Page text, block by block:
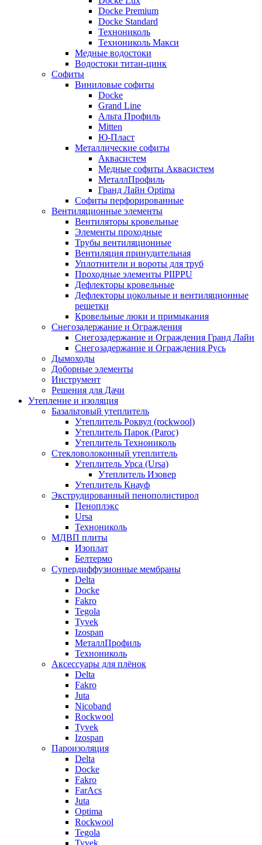
Docke Premium
Docke Standard
Технониколь
Технониколь Макси
Медные водостоки
Водостоки титан-цинк
Софиты
Виниловые софиты
Docke
Grand Line
Альта Профиль
Mitten
Ю-Пласт
Металлические софиты
Аквасистем
Медные софиты Аквасистем
МеталлПрофиль
Гранд Лайн Optima
Софиты перфорированные
Вентиляционные элементы
Вентиляторы кровельные
Элементы проходные
Трубы вентиляционные
Вентиляция принудительная
Уплотнители и вороты для труб
Проходные элементы PIIPPU
Дефлекторы кровельные
Дефлекторы цокольные и вентиляционные
решетки
Кровельные люки и примыкания
Снегозадержание и Ограждения
Снегозадержание и Ограждения Гранд Лайн
Снегозадержание и Ограждения Русь
Дымоходы
Доборные элементы
Инструмент
Решения для Дачи
Утепление и изоляция
Базальтовый утеплитель
Утеплитель Роквул (rockwool)
Утеплитель Парок (Paroc)
Утеплитель Технониколь
Стекловолоконный утеплитель
Утеплитель Урса (Ursa)
Утеплитель Изовер
Утеплитель Кнауф
Экструдированный пенополистирол
Пеноплэкс
Ursa
Технониколь
МДВП плиты
Изоплат
Белтермо
Супердиффузионные мембраны
Delta
Docke
Fakro
Tegola
Tyvek
Izospan
МеталлПрофиль
Технониколь
Аксессуары для плёнок
Delta
Fakro
Juta
Nicoband
Rockwool
Tyvek
Izospan
Пароизоляция
Delta
Docke
Fakro
FarAcs
Juta
Optima
Rockwool
Tegola
Tyvek